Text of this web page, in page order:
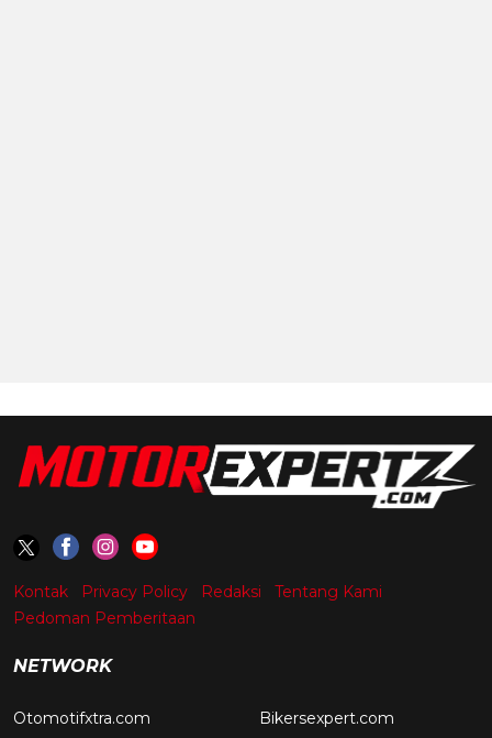
Kontak Privacy Policy Redaksi
Tentang Kami
Pedoman Pemberitaan
NETWORK
Otomotifxtra.com Bikersexpert.com